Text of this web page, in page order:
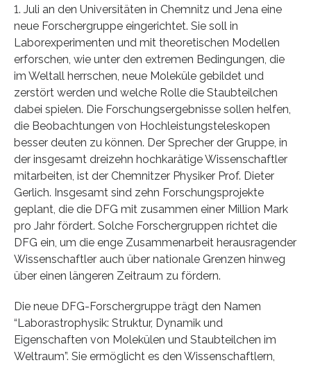
1. Juli an den Universitäten in Chemnitz und Jena eine
neue Forschergruppe eingerichtet. Sie soll in
Laborexperimenten und mit theoretischen Modellen
erforschen, wie unter den extremen Bedingungen, die
im Weltall herrschen, neue Moleküle gebildet und
zerstört werden und welche Rolle die Staubteilchen
dabei spielen. Die Forschungsergebnisse sollen helfen,
die Beobachtungen von Hochleistungsteleskopen
besser deuten zu können. Der Sprecher der Gruppe, in
der insgesamt dreizehn hochkarätige Wissenschaftler
mitarbeiten, ist der Chemnitzer Physiker Prof. Dieter
Gerlich. Insgesamt sind zehn Forschungsprojekte
geplant, die die DFG mit zusammen einer Million Mark
pro Jahr fördert. Solche Forschergruppen richtet die
DFG ein, um die enge Zusammenarbeit herausragender
Wissenschaftler auch über nationale Grenzen hinweg
über einen längeren Zeitraum zu fördern.
Die neue DFG-Forschergruppe trägt den Namen
“Laborastrophysik: Struktur, Dynamik und
Eigenschaften von Molekülen und Staubteilchen im
Weltraum”. Sie ermöglicht es den Wissenschaftlern,